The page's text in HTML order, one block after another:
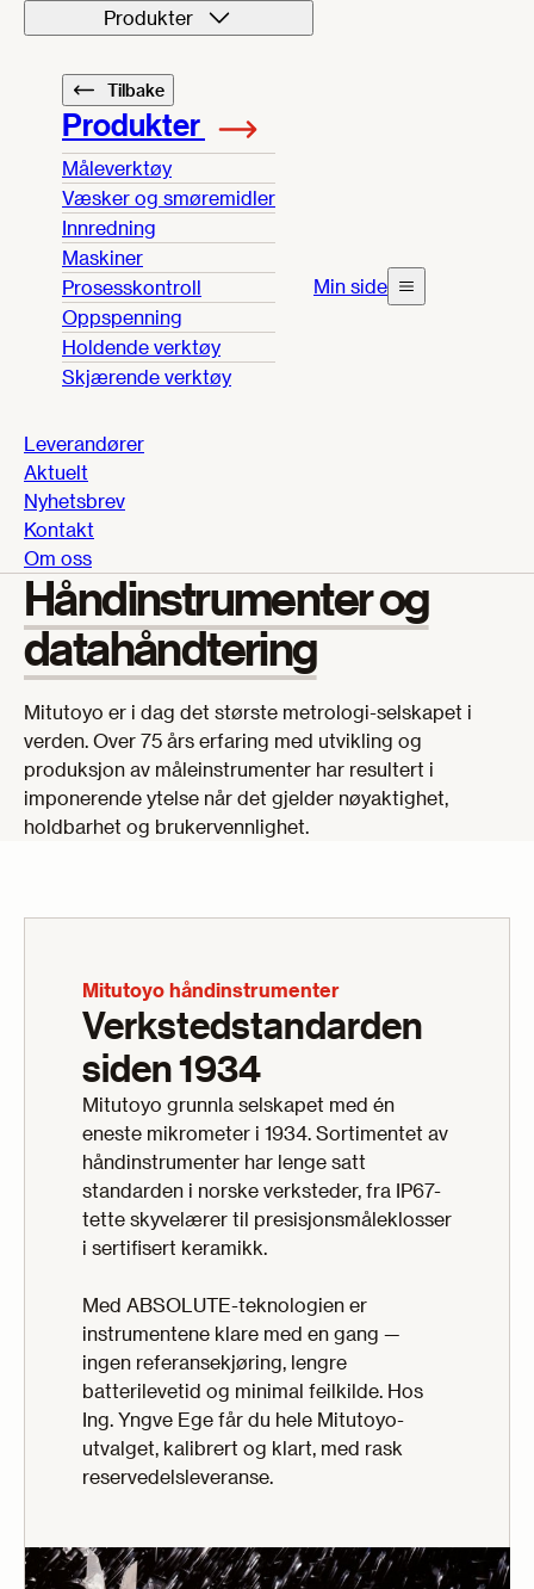
Produkter
Tilbake
Produkter
Måleverktøy
Væsker og smøremidler
Innredning
Maskiner
Prosesskontroll
Oppspenning
Holdende verktøy
Skjærende verktøy
Leverandører
Aktuelt
Nyhetsbrev
Kontakt
Om oss
Min side
Håndinstrumenter og
datahåndtering
Mitutoyo er i dag det største metrologi-selskapet i
verden. Over 75 års erfaring med utvikling og
produksjon av måleinstrumenter har resultert i
imponerende ytelse når det gjelder nøyaktighet,
holdbarhet og brukervennlighet.
Mitutoyo håndinstrumenter
Verkstedstandarden
siden 1934
Mitutoyo grunnla selskapet med én
eneste mikrometer i 1934. Sortimentet av
håndinstrumenter har lenge satt
standarden i norske verksteder, fra IP67-
tette skyvelærer til presisjonsmåleklosser
i sertifisert keramikk.
Med ABSOLUTE-teknologien er
instrumentene klare med en gang —
ingen referansekjøring, lengre
batterilevetid og minimal feilkilde. Hos
Ing. Yngve Ege får du hele Mitutoyo-
utvalget, kalibrert og klart, med rask
reservedelsleveranse.